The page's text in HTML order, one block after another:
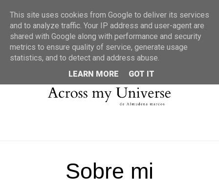
MENU
Sobre mi
This site uses cookies from Google to deliver its services
and to analyze traffic. Your IP address and user-agent are
shared with Google along with performance and security
metrics to ensure quality of service, generate usage
statistics, and to detect and address abuse.
LEARN MORE
GOT IT